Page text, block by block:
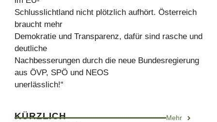
Schlusslichtland nicht plötzlich aufhört. Österreich
braucht mehr
Demokratie und Transparenz, dafür sind rasche und
deutliche
Nachbesserungen durch die neue Bundesregierung
aus ÖVP, SPÖ und NEOS
unerlässlich!“
KÜRZLICH Mehr